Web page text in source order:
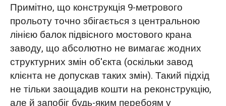
Примітно, що конструкція 9-метрового
прольоту точно збігається з центральною
лінією балок підвісного мостового крана
заводу, що абсолютно не вимагає жодних
структурних змін об'єкта (оскільки завод
клієнта не допускав таких змін). Такий підхід
не тільки заощадив кошти на реконструкцію,
але й запобіг будь-яким перебоям у